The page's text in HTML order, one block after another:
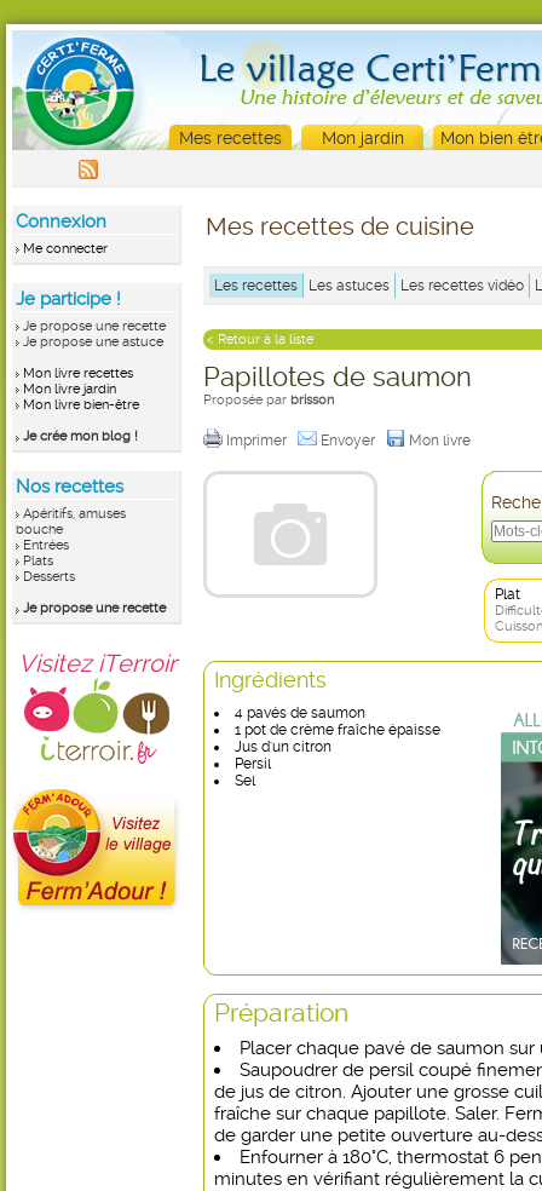
Mes recettes Mon jardin Mon bien
Connexion
Me connecter
Je participe !
Je propose une recette
Je propose une astuce
Mon livre recettes
Mon livre jardin
Mon livre bien-être
Je crée mon blog !
Nos recettes
Apéritifs, amuses
bouche
Entrées
Plats
Desserts
Je propose une recette
Visitez iTerroir
Mes recettes de cuisine
Les recettes Les astuces Les recettes vidéo
< Retour à la liste
Papillotes de saumon
Proposée par brisson
Imprimer Envoyer Mon livre
Plat
Ingrédients
4 pavés de saumon
1 pot de crème fraîche épaisse
Jus d'un citron
Persil
Sel
Préparation
Placer chaque pavé de saumon
Saupoudrer de persil coupé
de jus de citron. Ajouter une grosse
fraîche sur chaque papillote. Saler.
de garder une petite ouverture au-
Enfourner à 180°C, thermostat 6
minutes en vérifiant régulièrement la